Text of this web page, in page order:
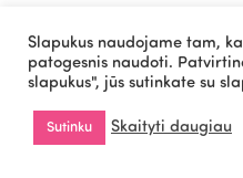
Slapukus naudojame tam,
patogesnis naudoti.
slapukus", jūs sutinkate su
Sutinku Skaityti daugiau